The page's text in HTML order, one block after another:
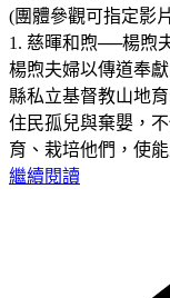
(團體參觀可指定影
1. 慈暉和煦──楊煦
楊煦夫婦以傳道奉
縣私立基督教山地
住民孤兒與棄嬰，
育、栽培他們，使
繼續閱讀